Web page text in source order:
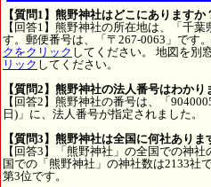
【質問1】熊野神社はどこにありますか
【回答1】熊野神社の所在地は、「千
す。郵便番号は、「〒267-0063」です
クをクリック してください。 地図を別
リック してください。
【質問2】熊野神社の法人番号はわかり
【回答2】熊野神社の番号は、「
日)」に、法人番号が指定されました。
【質問3】熊野神社は全国に何社ありま
【回答3】「熊野神社」の全国での神
国での「熊野神社」の神社数は2133社
第3位です。